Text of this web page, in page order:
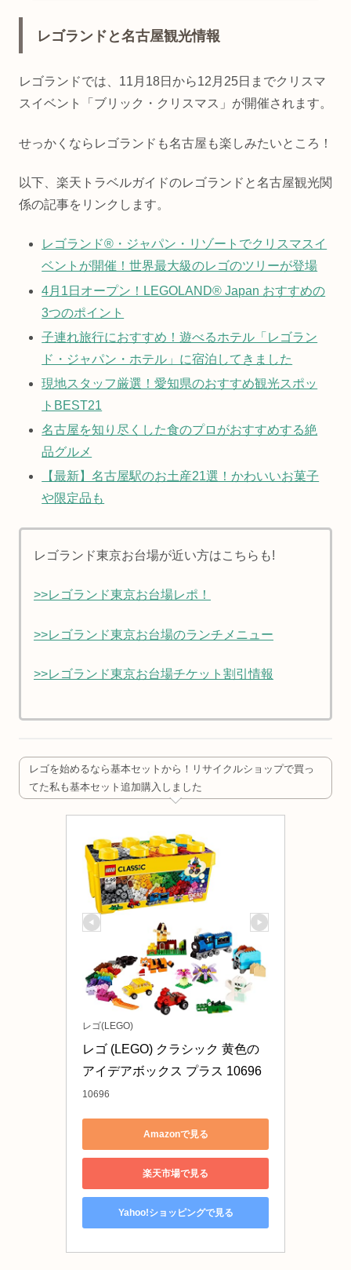
レゴランドと名古屋観光情報
レゴランドでは、11月18日から12月25日までクリスマ
スイベント「ブリック・クリスマス」が開催されます。
せっかくならレゴランドも名古屋も楽しみたいところ！
以下、楽天トラベルガイドのレゴランドと名古屋観光関
係の記事をリンクします。
レゴランド®・ジャパン・リゾートでクリスマスイ
ベントが開催！世界最大級のレゴのツリーが登場
4月1日オープン！LEGOLAND® Japan おすすめの
3つのポイント
子連れ旅行におすすめ！遊べるホテル「レゴラン
ド・ジャパン・ホテル」に宿泊してきました
現地スタッフ厳選！愛知県のおすすめ観光スポッ
トBEST21
名古屋を知り尽くした食のプロがおすすめする絶
品グルメ
【最新】名古屋駅のお土産21選！かわいいお菓子
や限定品も
レゴランド東京お台場が近い方はこちらも!
>>レゴランド東京お台場レポ！
>>レゴランド東京お台場のランチメニュー
>>レゴランド東京お台場チケット割引情報
レゴを始めるなら基本セットから！リサイクルショップで買っ
てた私も基本セット追加購入しました
レゴ(LEGO)
レゴ (LEGO) クラシック 黄色の
アイデアボックス プラス 10696
10696
Amazonで見る
楽天市場で見る
Yahoo!ショッピングで見る